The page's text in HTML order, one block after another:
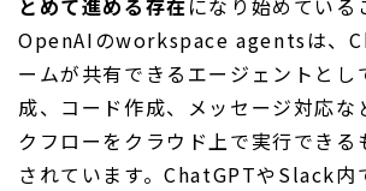
とめて進める存在になり始めている
OpenAIのworkspace agentsは、
ームが共有できるエージェントとし
成、コード作成、メッセージ対応な
クフローをクラウド上で実行できる
されています。ChatGPTやSlack内